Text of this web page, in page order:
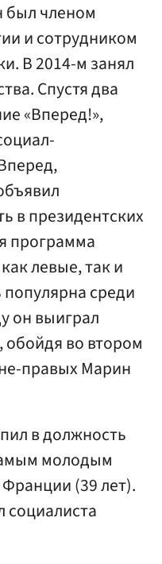
был членом
и сотрудником
В 2014-м занял
Спустя два
«Вперед!»,
в президентских
программа
левые, так и
среди
он выиграл
во втором
правых Марин
в должность
молодым
(39 лет).
социалиста